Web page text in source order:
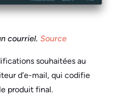
courriel. Source
souhaitées au
d’e-mail, qui codifie
produit final.